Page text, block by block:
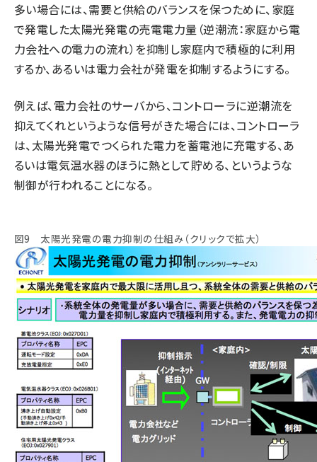
多い場合には、需要と供給のバランスを保つために、家庭
で発電した太陽光発電の売電電力量（逆潮流：家庭から電
力会社への電力の流れ）を抑制し家庭内で積極的に利用
するか、あるいは電力会社が発電を抑制するようにする。
例えば、電力会社のサーバから、コントローラに逆潮流を
抑えてくれというような信号がきた場合には、コントローラ
は、太陽光発電でつくられた電力を蓄電池に充電する、あ
るいは電気温水器のほうに熱として貯める、というような
制御が行われることになる。
図9 太陽光発電の電力抑制の仕組み（クリックで拡大）